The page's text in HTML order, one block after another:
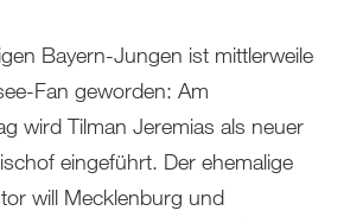
Bayern-Jungen ist mittlerweile
Fan geworden: Am
wird Tilman Jeremias als neuer
eingeführt. Der ehemalige
will Mecklenburg und